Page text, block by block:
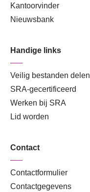
Kantoorvinder
Nieuwsbank
Handige links
Veilig bestanden delen
SRA-gecertificeerd
Werken bij SRA
Lid worden
Contact
Contactformulier
Contactgegevens